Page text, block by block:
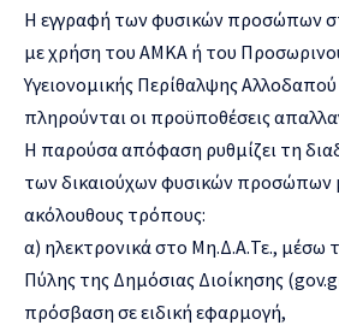
Η εγγραφή των φυσικών προσώπων
με χρήση του ΑΜΚΑ ή του
Υγειονομικής Περίθαλψης
πληρούνται οι προϋποθέσεις
Η παρούσα απόφαση ρυθμίζει τη
των δικαιούχων φυσικών προσώπων
ακόλουθους τρόπους:
α) ηλεκτρονικά στο Μη.Δ.Α.Τε., μέσω
Πύλης της Δημόσιας Διοίκησης
πρόσβαση σε ειδική εφαρμογή,